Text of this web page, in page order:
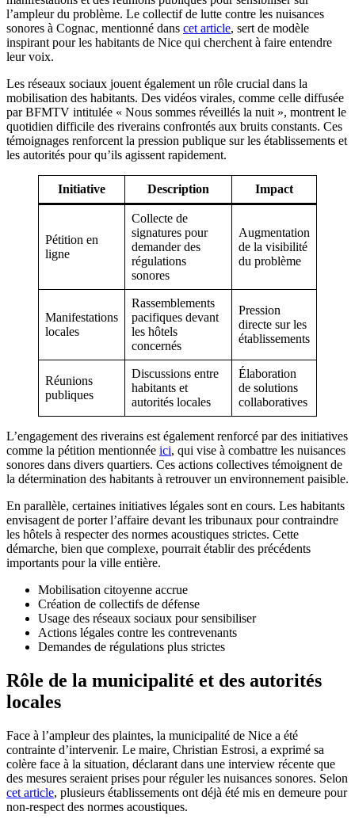
l’ampleur du problème. Le collectif de lutte contre les nuisances
sonores à Cognac, mentionné dans cet article, sert de modèle
inspirant pour les habitants de Nice qui cherchent à faire entendre
leur voix.
Les réseaux sociaux jouent également un rôle crucial dans la
mobilisation des habitants. Des vidéos virales, comme celle diffusée
par BFMTV intitulée « Nous sommes réveillés la nuit », montrent le
quotidien difficile des riverains confrontés aux bruits constants. Ces
témoignages renforcent la pression publique sur les établissements et
les autorités pour qu’ils agissent rapidement.
Initiative Description Impact
Pétition en
ligne
Collecte de
signatures pour
demander des
régulations
sonores
Augmentation
de la visibilité
du problème
Manifestations
locales
Rassemblements
pacifiques devant
les hôtels
concernés
Pression
directe sur les
établissements
Réunions
publiques
Discussions entre
habitants et
autorités locales
Élaboration
de solutions
collaboratives
L’engagement des riverains est également renforcé par des initiatives
comme la pétition mentionnée ici, qui vise à combattre les nuisances
sonores dans divers quartiers. Ces actions collectives témoignent de
la détermination des habitants à retrouver un environnement paisible.
En parallèle, certaines initiatives légales sont en cours. Les habitants
envisagent de porter l’affaire devant les tribunaux pour contraindre
les hôtels à respecter des normes acoustiques strictes. Cette
démarche, bien que complexe, pourrait établir des précédents
importants pour la ville entière.
Mobilisation citoyenne accrue
Création de collectifs de défense
Usage des réseaux sociaux pour sensibiliser
Actions légales contre les contrevenants
Demandes de régulations plus strictes
Rôle de la municipalité et des autorités
locales
Face à l’ampleur des plaintes, la municipalité de Nice a été
contrainte d’intervenir. Le maire, Christian Estrosi, a exprimé sa
colère face à la situation, déclarant dans une interview récente que
des mesures seraient prises pour réguler les nuisances sonores. Selon
cet article, plusieurs établissements ont déjà été mis en demeure pour
non-respect des normes acoustiques.